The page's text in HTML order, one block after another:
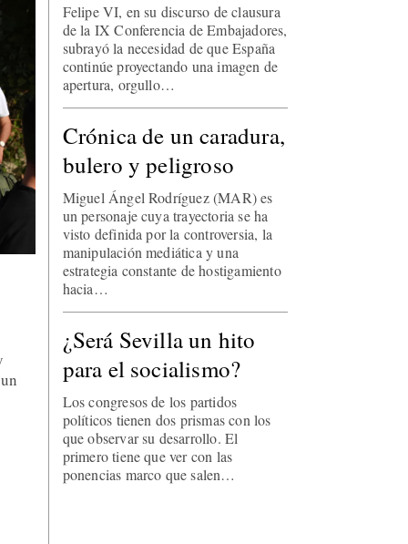
Felipe VI, en su discurso de clausura
de la IX Conferencia de Embajadores,
subrayó la necesidad de que España
continúe proyectando una imagen de
apertura, orgullo…
Crónica de un caradura,
bulero y peligroso
Miguel Ángel Rodríguez (MAR) es
un personaje cuya trayectoria se ha
visto definida por la controversia, la
manipulación mediática y una
estrategia constante de hostigamiento
hacia…
¿Será Sevilla un hito
para el socialismo?
Los congresos de los partidos
políticos tienen dos prismas con los
que observar su desarrollo. El
primero tiene que ver con las
ponencias marco que salen…